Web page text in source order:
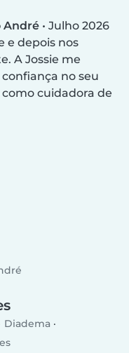
André • Julho 2026
e depois nos
A Jossie me
no seu
cuidadora de
Diadema